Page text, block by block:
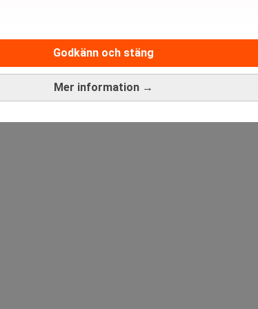
Mer information →
Godkänn och stäng
Medarbetare inom Intern
Sista ansökningsdag: